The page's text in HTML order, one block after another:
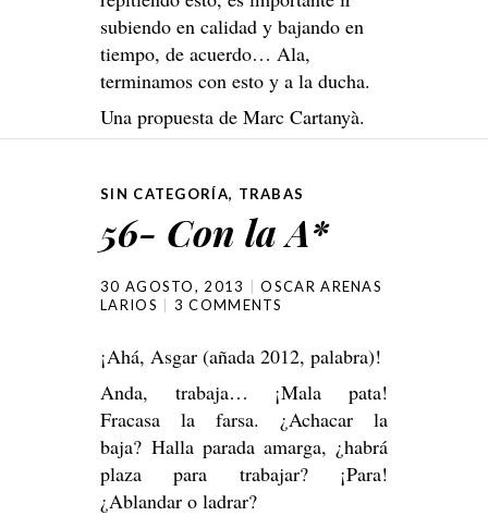
subiendo en calidad y bajando en
tiempo, de acuerdo… Ala,
terminamos con esto y a la ducha.
Una propuesta de Marc Cartanyà.
SIN CATEGORÍA, TRABAS
56- Con la A*
30 AGOSTO, 2013
OSCAR ARENAS
LARIOS
3 COMMENTS
¡Ahá, Asgar (añada 2012, palabra)!
Anda, trabaja… ¡Mala pata!
Fracasa la farsa. ¿Achacar la
baja? Halla parada amarga, ¿habrá
plaza para trabajar? ¡Para!
¿Ablandar o ladrar?